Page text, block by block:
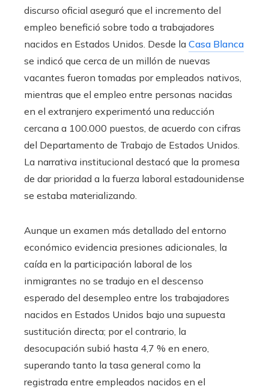
discurso oficial aseguró que el incremento del
empleo benefició sobre todo a trabajadores
nacidos en Estados Unidos. Desde la Casa Blanca
se indicó que cerca de un millón de nuevas
vacantes fueron tomadas por empleados nativos,
mientras que el empleo entre personas nacidas
en el extranjero experimentó una reducción
cercana a 100.000 puestos, de acuerdo con cifras
del Departamento de Trabajo de Estados Unidos.
La narrativa institucional destacó que la promesa
de dar prioridad a la fuerza laboral estadounidense
se estaba materializando.
Aunque un examen más detallado del entorno
económico evidencia presiones adicionales, la
caída en la participación laboral de los
inmigrantes no se tradujo en el descenso
esperado del desempleo entre los trabajadores
nacidos en Estados Unidos bajo una supuesta
sustitución directa; por el contrario, la
desocupación subió hasta 4,7 % en enero,
superando tanto la tasa general como la
registrada entre empleados nacidos en el